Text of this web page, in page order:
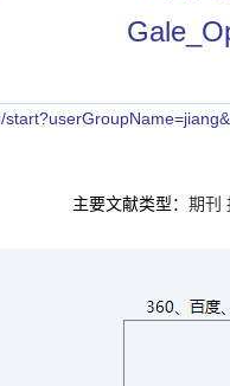
主要文献类型： 期刊